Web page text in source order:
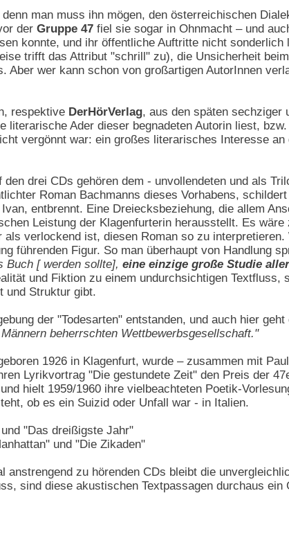
man muss ihn mögen, den österreichischen
der Gruppe 47 fiel sie sogar in Ohnmacht – und
konnte, und ihr öffentliche Auftritte nicht
trifft das Attribut "schrill" zu), die Unsicherheit
Aber wer kann schon von großartigen AutorInnen
respektive DerHörVerlag, aus den späten sechziger
literarische Ader dieser begnadeten Autorin liest,
vergönnt war: ein großes literarisches Interesse
drei CDs gehören dem - unvollendeten und als
Roman Bachmanns dieses Vorhabens,
entbrennt. Eine Dreiecksbeziehung, die allem
Leistung der Klagenfurterin herausstellt. Es
verlockend ist, diesen Roman so zu
führenden Figur. So man überhaupt von Handlung
Buch [ werden sollte], eine einzige große Studie
und Fiktion zu einem undurchsichtigen Textfluss,
und Struktur gibt.
der "Todesarten" entstanden, und auch hier
beherrschten Wettbewerbsgesellschaft."
1926 in Klagenfurt, wurde – zusammen mit
Lyrikvortrag "Die gestundete Zeit" den Preis der
hielt 1959/1960 ihre vielbeachteten Poetik-
ob es ein Suizid oder Unfall war - in Italien.
"Das dreißigste Jahr"
und "Die Zikaden"
anstrengend zu hörenden CDs bleibt die
sind diese akustischen Textpassagen durchaus